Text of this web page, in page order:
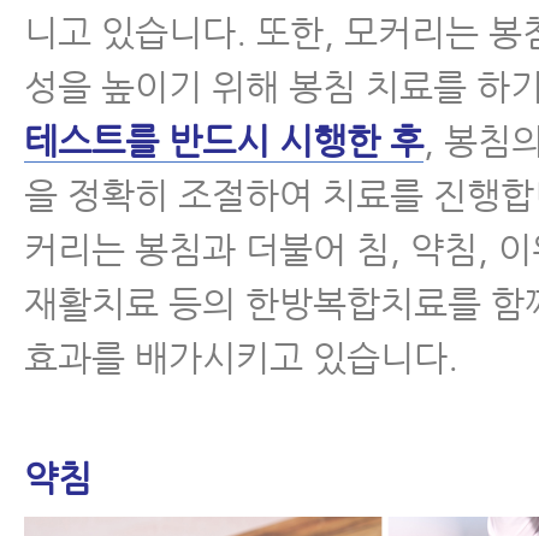
니고 있습니다. 또한, 모커리는 봉
성을 높이기 위해 봉침 치료를 하
테스트를 반드시 시행한 후, 봉침
을 정확히 조절하여 치료를 진행
커리는 봉침과 더불어 침, 약침,
재활치료 등의 한방복합치료를 함
효과를 배가시키고 있습니다.
약침